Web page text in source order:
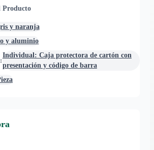
Producto
y naranja
y aluminio
:
Individual: Caja protectora de cartón con
presentación y código de barra